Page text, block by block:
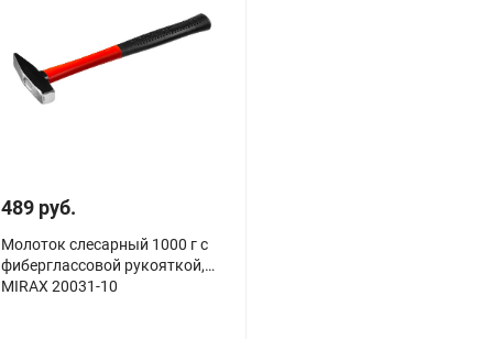
489 руб.
Молоток слесарный 1000 г с
фиберглассовой рукояткой,
MIRAX 20031-10